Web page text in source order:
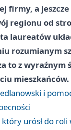
firmy, a
regionu od
laureatów
rozumianym
to z wyraźnym
mieszkańców.
i
który urósł do